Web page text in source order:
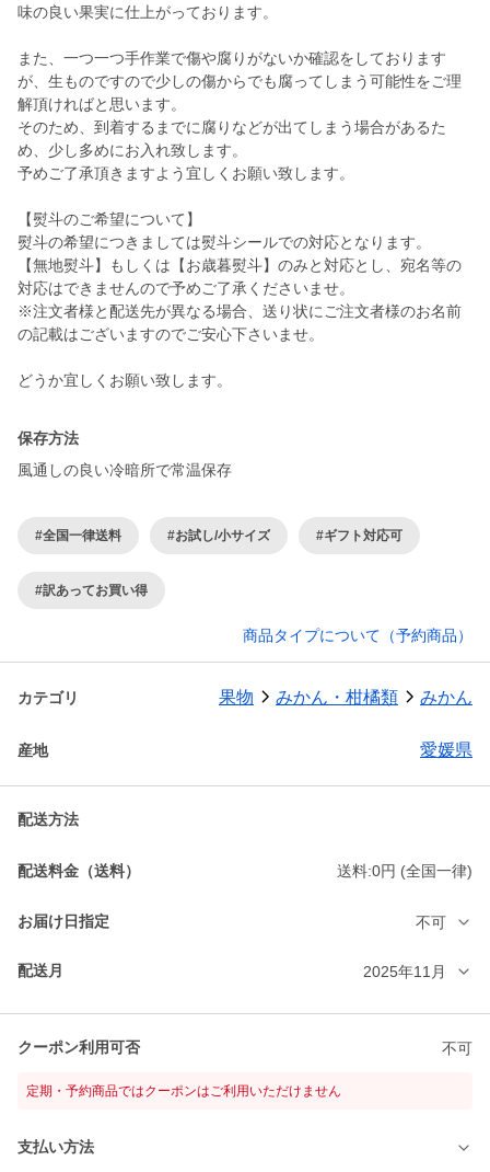
味の良い果実に仕上がっております。
また、一つ一つ手作業で傷や腐りがないか確認をしております
が、生ものですので少しの傷からでも腐ってしまう可能性をご理
解頂ければと思います。
そのため、到着するまでに腐りなどが出てしまう場合があるた
め、少し多めにお入れ致します。
予めご了承頂きますよう宜しくお願い致します。
【熨斗のご希望について】
熨斗の希望につきましては熨斗シールでの対応となります。
【無地熨斗】もしくは【お歳暮熨斗】のみと対応とし、宛名等の
対応はできませんので予めご了承くださいませ。
※注文者様と配送先が異なる場合、送り状にご注文者様のお名前
の記載はございますのでご安心下さいませ。
どうか宜しくお願い致します。
保存方法
風通しの良い冷暗所で常温保存
#全国一律送料 #お試し/小サイズ #ギフト対応可
#訳あってお買い得
商品タイプについて（予約商品）
カテゴリ 果物 みかん・柑橘類 みかん
産地 愛媛県
配送方法
配送料金（送料） 送料:0円 (全国一律)
お届け日指定 不可
配送月 2025年11月
クーポン利用可否 不可
定期・予約商品ではクーポンはご利用いただけません
支払い方法